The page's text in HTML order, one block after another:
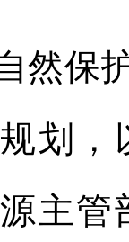
保护
划
，
主